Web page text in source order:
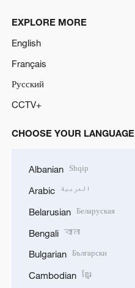
EXPLORE MORE
English
Français
Русский
CCTV+
CHOOSE YOUR LANGUAGE
Albanian Shqip
Arabic العربية
Belarusian Беларуская
Bengali বাংলা
Bulgarian Български
Cambodian ខ្មែរ